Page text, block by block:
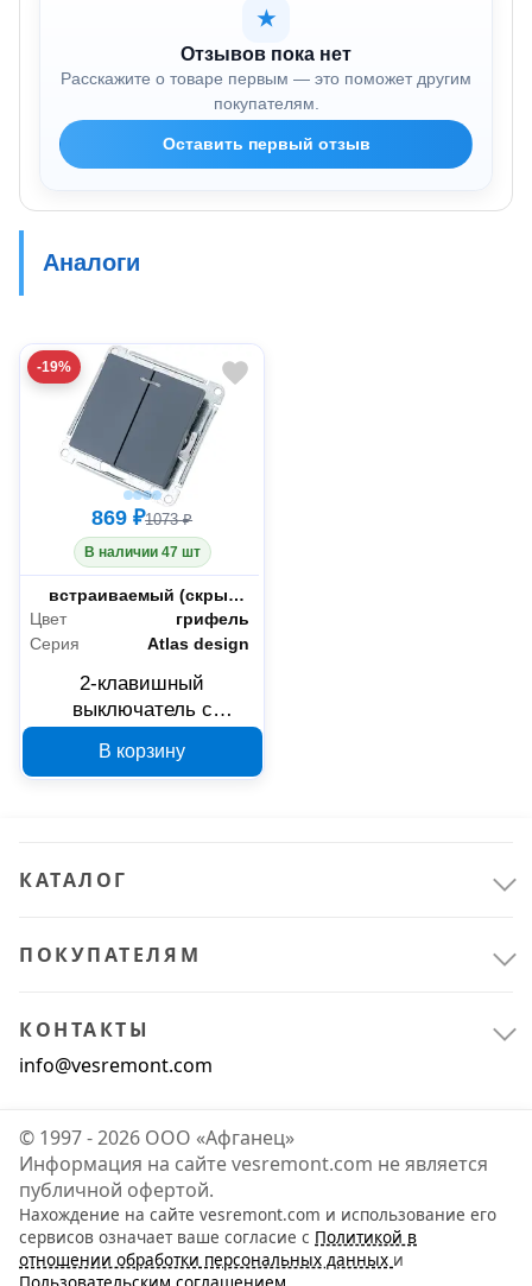
★
Отзывов пока нет
Расскажите о товаре первым — это поможет другим
покупателям.
Оставить первый отзыв
Аналоги
-19%
869 ₽1073 ₽
В наличии 47 шт
Монтаж
встраиваемый (скрытый)
Цвет
грифель
Серия
Atlas design
2-клавишный
выключатель с
Electric AtlasDesign
В корзину
КАТАЛОГ
ПОКУПАТЕЛЯМ
КОНТАКТЫ
info@vesremont.com
© 1997 - 2026 ООО «Афганец»
Информация на сайте vesremont.com не является
публичной офертой.
Нахождение на сайте vesremont.com и использование его
сервисов означает ваше согласие с Политикой в
отношении обработки персональных данных и